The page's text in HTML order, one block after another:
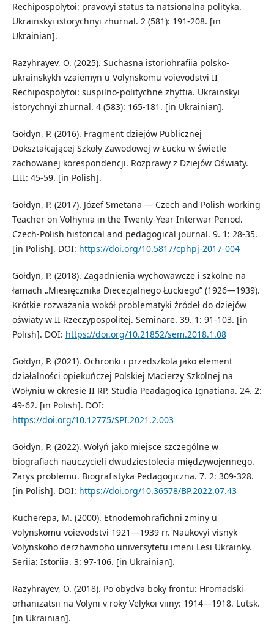
Rechipospolytoi: pravovyi status ta natsionalna polityka.
Ukrainskyi istorychnyi zhurnal. 2 (581): 191-208. [in
Ukrainian].
Razyhrayev, O. (2025). Suchasna istoriohrafiia polsko-
ukrainskykh vzaiemyn u Volynskomu voievodstvi II
Rechipospolytoi: suspilno-politychne zhyttia. Ukrainskyi
istorychnyi zhurnal. 4 (583): 165-181. [in Ukrainian].
Gołdyn, P. (2016). Fragment dziejów Publicznej
Dokształcającej Szkoły Zawodowej w Łucku w świetle
zachowanej korespondencji. Rozprawy z Dziejów Oświaty.
LIII: 45-59. [in Polish].
Gołdyn, P. (2017). Józef Smetana — Czech and Polish working
Teacher on Volhynia in the Twenty-Year Interwar Period.
Czech-Polish historical and pedagogical journal. 9. 1: 28-35.
[in Polish]. DOI: https://doi.org/10.5817/cphpj-2017-004
Gołdyn, P. (2018). Zagadnienia wychowawcze i szkolne na
łamach „Miesięcznika Diecezjalnego Łuckiego” (1926—1939).
Krótkie rozważania wokół problematyki źródeł do dziejów
oświaty w II Rzeczypospolitej. Seminare. 39. 1: 91-103. [in
Polish]. DOI: https://doi.org/10.21852/sem.2018.1.08
Gołdyn, P. (2021). Ochronki i przedszkola jako element
działalności opiekuńczej Polskiej Macierzy Szkolnej na
Wołyniu w okresie II RP. Studia Peadagogica Ignatiana. 24. 2:
49-62. [in Polish]. DOI:
https://doi.org/10.12775/SPI.2021.2.003
Gołdyn, P. (2022). Wołyń jako miejsce szczególne w
biografiach nauczycieli dwudziestolecia międzywojennego.
Zarys problemu. Biografistyka Pedagogiczna. 7. 2: 309-328.
[in Polish]. DOI: https://doi.org/10.36578/BP.2022.07.43
Kucherepa, M. (2000). Etnodemohrafichni zminy u
Volynskomu voievodstvi 1921—1939 rr. Naukovyi visnyk
Volynskoho derzhavnoho universytetu imeni Lesi Ukrainky.
Seriia: Istoriia. 3: 97-106. [in Ukrainian].
Razyhrayev, O. (2018). Po obydva boky frontu: Hromadski
orhanizatsii na Volyni v roky Velykoi viiny: 1914—1918. Lutsk.
[in Ukrainian].